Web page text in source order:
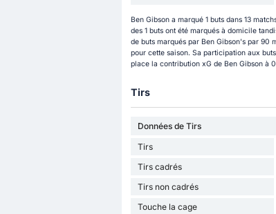
Ben Gibson a marqué 1 buts dans 13
des 1 buts ont été marqués à domicile
de buts marqués par Ben Gibson's par 90
pour cette saison. Sa participation aux
place la contribution xG de Ben Gibson à
Tirs
Données de Tirs
Tirs
Tirs cadrés
Tirs non cadrés
Touche la cage